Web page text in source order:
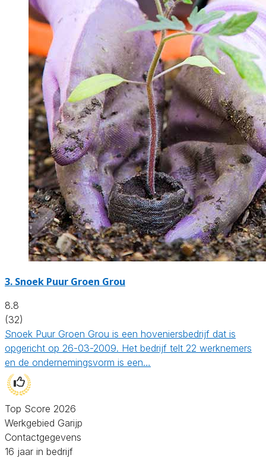
3. Snoek Puur Groen Grou
8.8
(32)
Snoek Puur Groen Grou is een hoveniersbedrijf dat is
opgericht op 26-03-2009. Het bedrijf telt 22 werknemers
en de ondernemingsvorm is een…
Top Score 2026
Werkgebied Garijp
Contactgegevens
16 jaar in bedrijf